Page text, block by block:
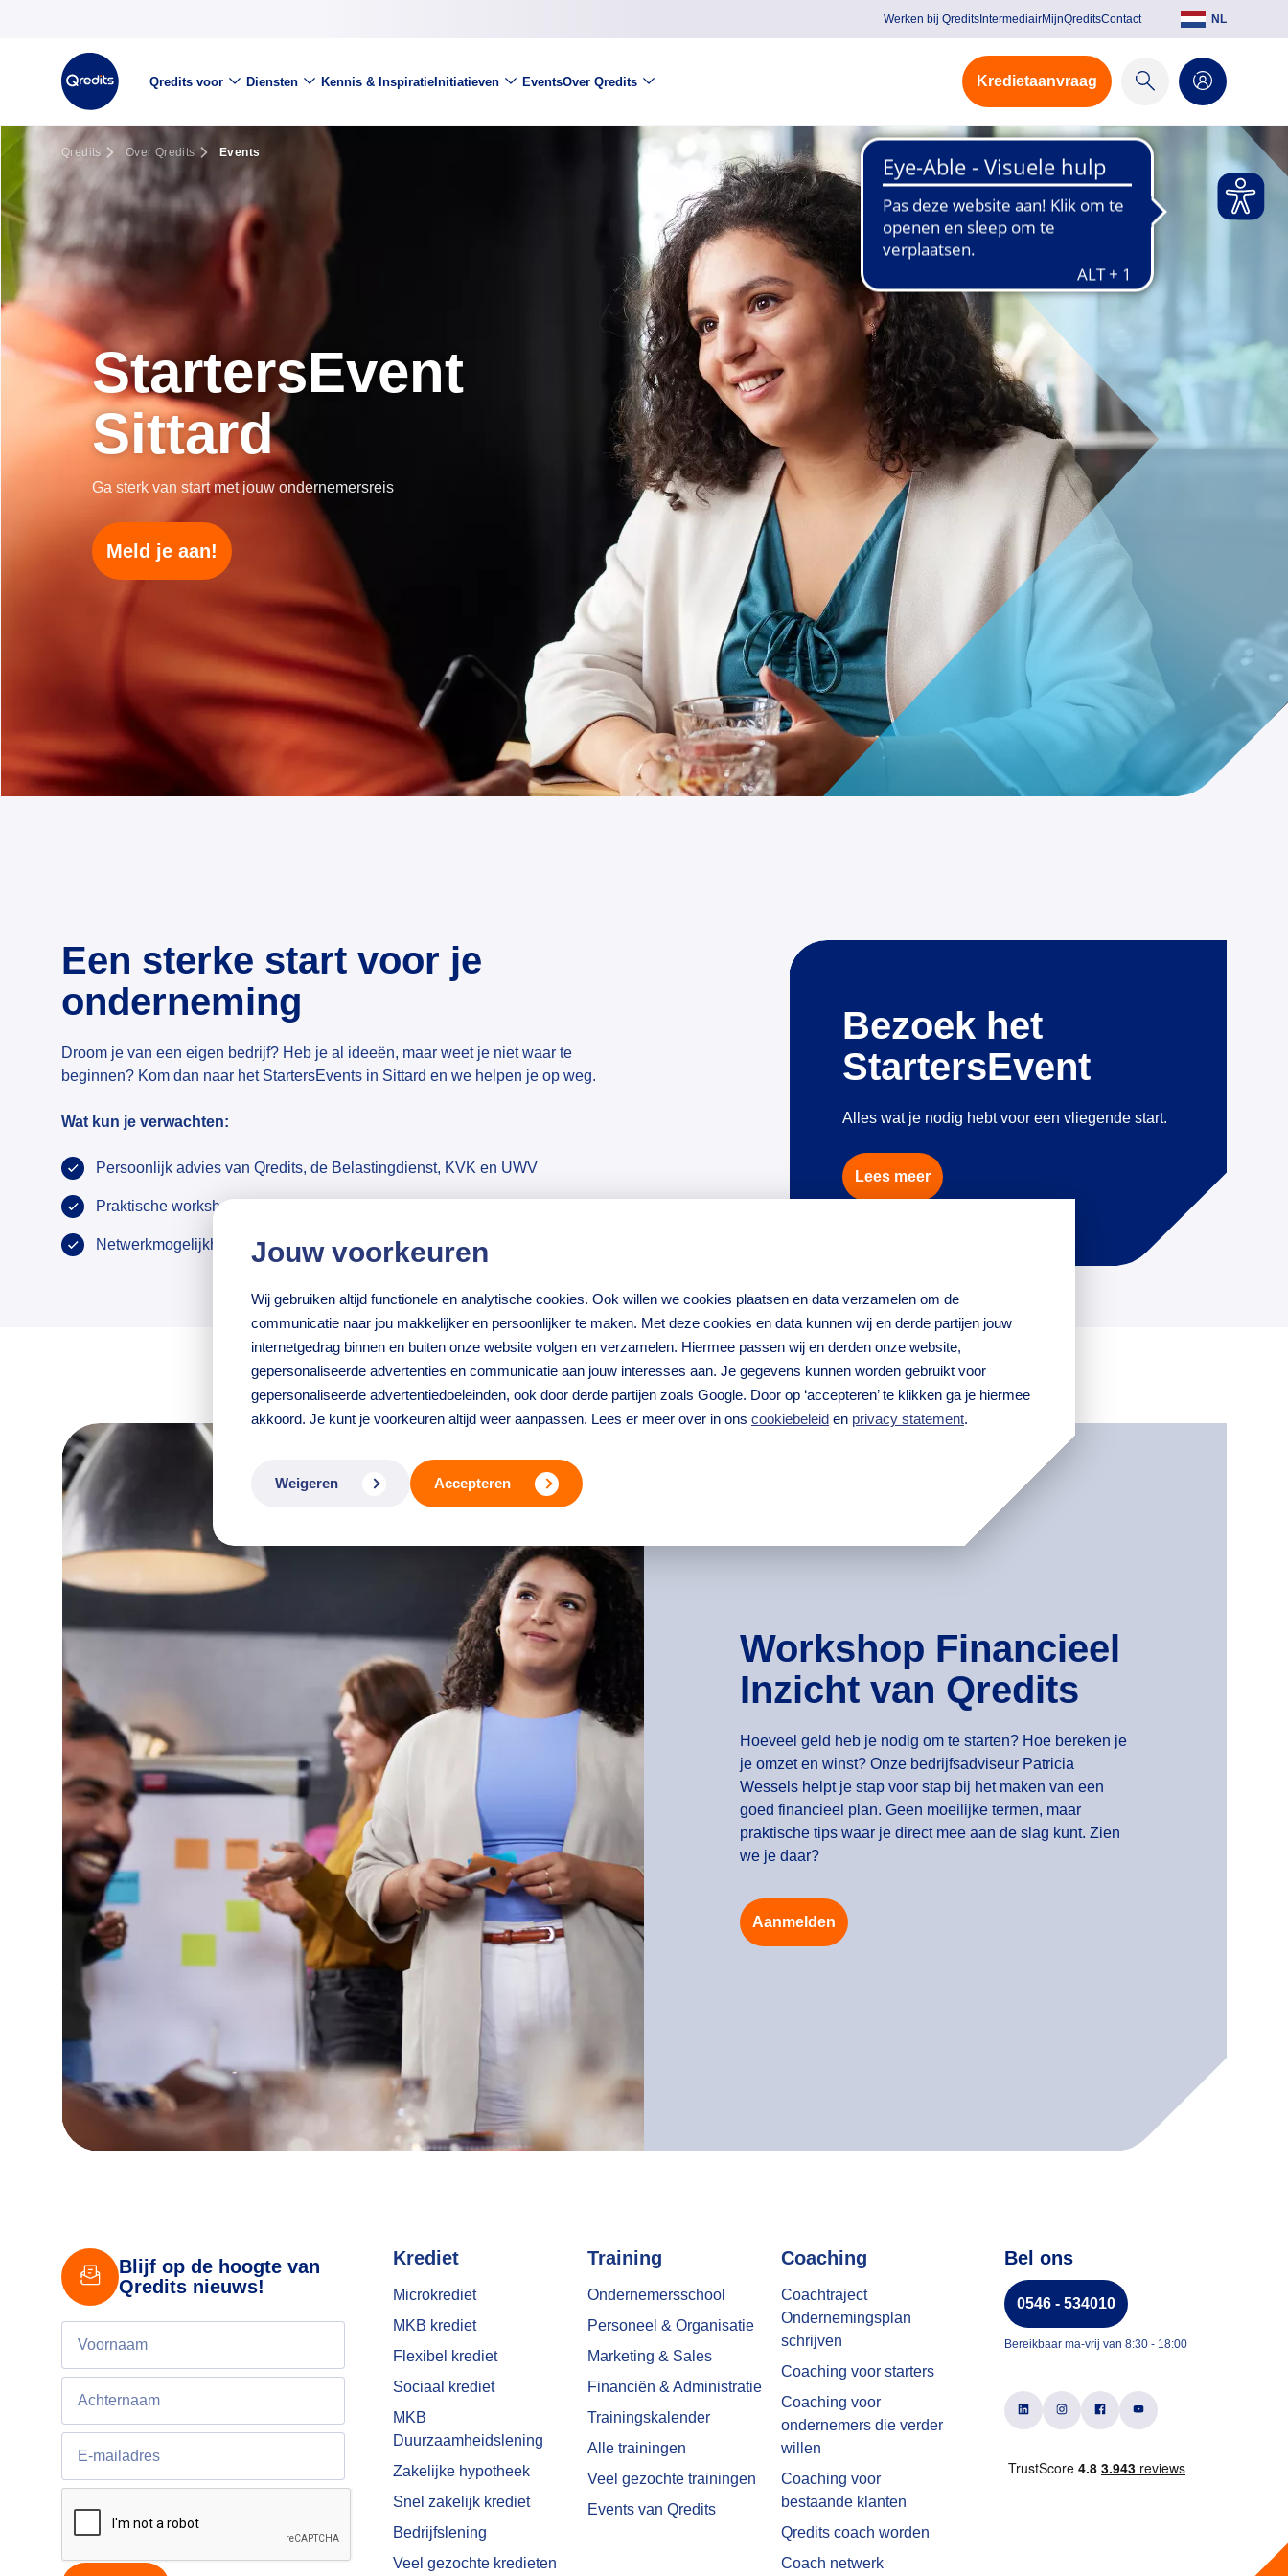
Jouw voorkeuren
Wij gebruiken altijd functionele en analytische cookies. Ook willen we cookies plaatsen en data verzamelen om de
communicatie naar jou makkelijker en persoonlijker te maken. Met deze cookies en data kunnen wij en derde partijen jouw
internetgedrag binnen en buiten onze website volgen en verzamelen. Hiermee passen wij en derden onze website,
gepersonaliseerde advertenties en communicatie aan jouw interesses aan. Je gegevens kunnen worden gebruikt voor
gepersonaliseerde advertentiedoeleinden, ook door derde partijen zoals Google. Door op ‘accepteren’ te klikken ga je hiermee
akkoord. Je kunt je voorkeuren altijd weer aanpassen. Lees er meer over in ons cookiebeleid en privacy statement.
Weigeren Accepteren
Werken bij Qredits IntermediairMijnQreditsContact NL
Qredits voor Diensten Kennis & InspiratieInitiatieven EventsOver Qredits Kredietaanvraag
Qredits Over Qredits Events
StartersEvent
Sittard
Ga sterk van start met jouw ondernemersreis
Meld je aan!
Een sterke start voor je
onderneming
Droom je van een eigen bedrijf? Heb je al ideeën, maar weet je niet waar te
beginnen? Kom dan naar het StartersEvents in Sittard en we helpen je op weg.
Wat kun je verwachten:
Persoonlijk advies van Qredits, de Belastingdienst, KVK en UWV
Praktische workshops, waaronder Financieel Inzicht van Qredits
Netwerkmogelijkheden met andere starters
Bezoek het
StartersEvent
Alles wat je nodig hebt voor een vliegende start.
Lees meer
Workshop Financieel
Inzicht van Qredits
Hoeveel geld heb je nodig om te starten? Hoe bereken je
je omzet en winst? Onze bedrijfsadviseur Patricia
Wessels helpt je stap voor stap bij het maken van een
goed financieel plan. Geen moeilijke termen, maar
praktische tips waar je direct mee aan de slag kunt. Zien
we je daar?
Aanmelden
Blijf op de hoogte van
Qredits nieuws!
Krediet
Microkrediet
MKB krediet
Flexibel krediet
Sociaal krediet
MKB
Duurzaamheidslening
Zakelijke hypotheek
Snel zakelijk krediet
Bedrijfslening
Veel gezochte kredieten
Training
Ondernemersschool
Personeel & Organisatie
Marketing & Sales
Financiën & Administratie
Trainingskalender
Alle trainingen
Veel gezochte trainingen
Events van Qredits
Coaching
Coachtraject
Ondernemingsplan
schrijven
Coaching voor starters
Coaching voor
ondernemers die verder
willen
Coaching voor
bestaande klanten
Qredits coach worden
Coach netwerk
Bel ons
0546 - 534010
Bereikbaar ma-vrij van 8:30 - 18:00